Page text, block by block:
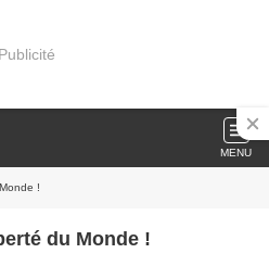
Publicité
MENU
!
du Monde !